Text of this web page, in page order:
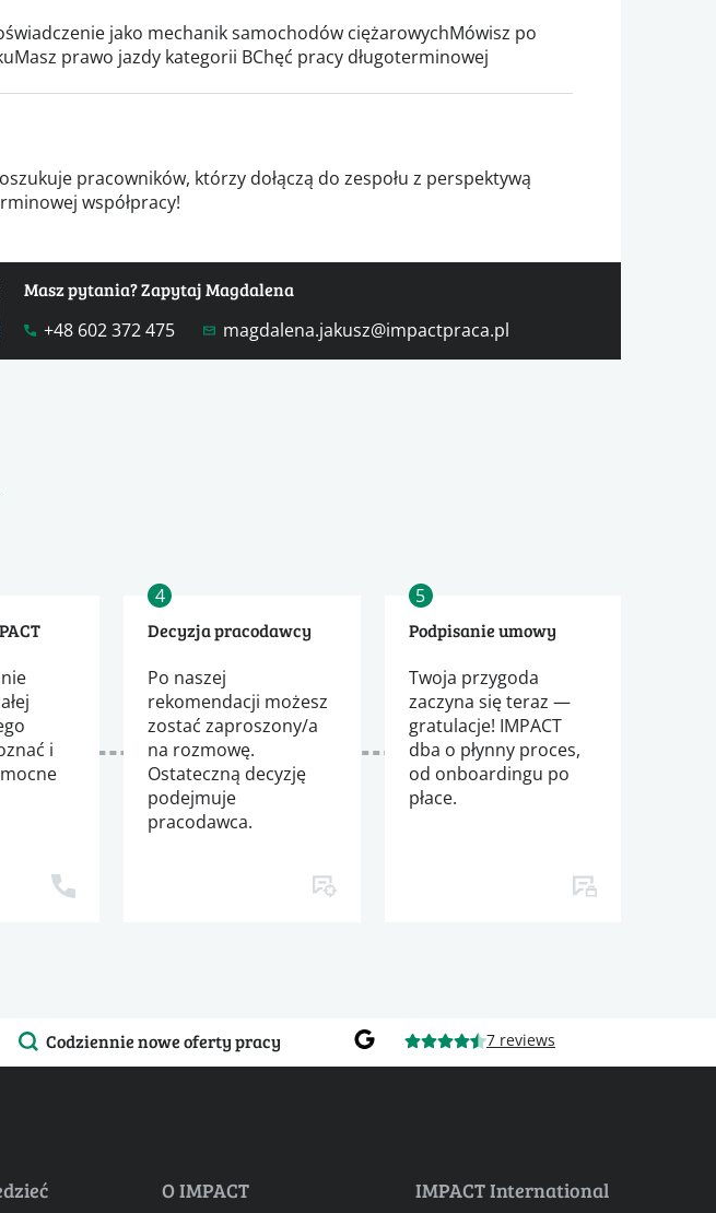
jako mechanik samochodów ciężarowychMówisz po
prawo jazdy kategorii BChęć pracy długoterminowej
pracowników, którzy dołączą do zespołu z perspektywą
współpracy!
Masz pytania? Zapytaj Magdalena
+48 602 372 475
magdalena.jakusz@impactpraca.pl
i
4
Decyzja pracodawcy
Po naszej
rekomendacji możesz
zostać zaproszony/a
na rozmowę.
Ostateczną decyzję
podejmuje
pracodawca.
5
Podpisanie umowy
Twoja przygoda
zaczyna się teraz —
gratulacje! IMPACT
dba o płynny proces,
od onboardingu po
płace.
Codziennie nowe oferty pracy 7 reviews
O IMPACT IMPACT International